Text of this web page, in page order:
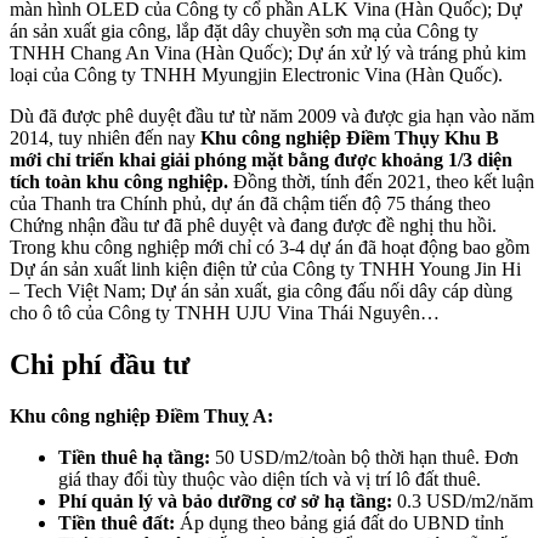
màn hình OLED của Công ty cổ phần ALK Vina (Hàn Quốc); Dự
án sản xuất gia công, lắp đặt dây chuyền sơn mạ của Công ty
TNHH Chang An Vina (Hàn Quốc); Dự án xử lý và tráng phủ kim
loại của Công ty TNHH Myungjin Electronic Vina (Hàn Quốc).
Dù đã được phê duyệt đầu tư từ năm 2009 và được gia hạn vào năm
2014, tuy nhiên đến nay Khu công nghiệp Điềm Thụy Khu B
mới chỉ triển khai giải phóng mặt bằng được khoảng 1/3 diện
tích toàn khu công nghiệp. Đồng thời, tính đến 2021, theo kết luận
của Thanh tra Chính phủ, dự án đã chậm tiến độ 75 tháng theo
Chứng nhận đầu tư đã phê duyệt và đang được đề nghị thu hồi.
Trong khu công nghiệp mới chỉ có 3-4 dự án đã hoạt động bao gồm
Dự án sản xuất linh kiện điện tử của Công ty TNHH Young Jin Hi
– Tech Việt Nam; Dự án sản xuất, gia công đấu nối dây cáp dùng
cho ô tô của Công ty TNHH UJU Vina Thái Nguyên…
Chi phí đầu tư
Khu công nghiệp Điềm Thuỵ A:
Tiền thuê hạ tầng: 50 USD/m2/toàn bộ thời hạn thuê. Đơn
giá thay đổi tùy thuộc vào diện tích và vị trí lô đất thuê.
Phí quản lý và bảo dưỡng cơ sở hạ tầng: 0.3 USD/m2/năm
Tiền thuê đất: Áp dụng theo bảng giá đất do UBND tỉnh